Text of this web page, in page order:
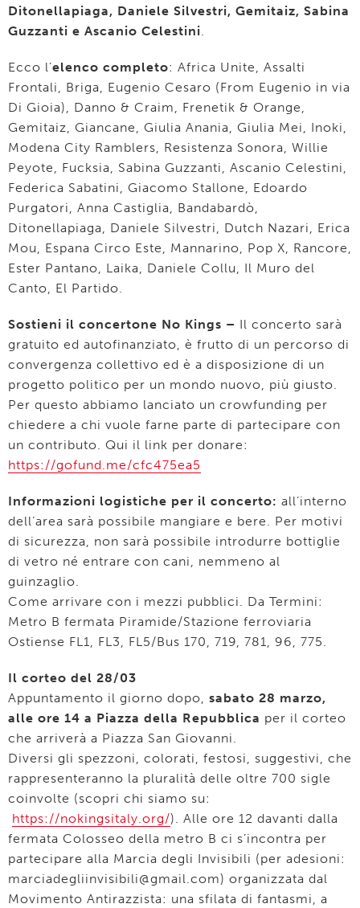
Ditonellapiaga, Daniele Silvestri, Gemitaiz, Sabina
Guzzanti e Ascanio Celestini.
Ecco l’elenco completo: Africa Unite, Assalti
Frontali, Briga, Eugenio Cesaro (From Eugenio in via
Di Gioia), Danno & Craim, Frenetik & Orange,
Gemitaiz, Giancane, Giulia Anania, Giulia Mei, Inoki,
Modena City Ramblers, Resistenza Sonora, Willie
Peyote, Fucksia, Sabina Guzzanti, Ascanio Celestini,
Federica Sabatini, Giacomo Stallone, Edoardo
Purgatori, Anna Castiglia, Bandabardò,
Ditonellapiaga, Daniele Silvestri, Dutch Nazari, Erica
Mou, Espana Circo Este, Mannarino, Pop X, Rancore,
Ester Pantano, Laika, Daniele Collu, Il Muro del
Canto, El Partido.
Sostieni il concertone No Kings – Il concerto sarà
gratuito ed autofinanziato, è frutto di un percorso di
convergenza collettivo ed è a disposizione di un
progetto politico per un mondo nuovo, più giusto.
Per questo abbiamo lanciato un crowfunding per
chiedere a chi vuole farne parte di partecipare con
un contributo. Qui il link per donare:
https://gofund.me/cfc475ea5
Informazioni logistiche per il concerto: all’interno
dell’area sarà possibile mangiare e bere. Per motivi
di sicurezza, non sarà possibile introdurre bottiglie
di vetro né entrare con cani, nemmeno al
guinzaglio.
Come arrivare con i mezzi pubblici. Da Termini:
Metro B fermata Piramide/Stazione ferroviaria
Ostiense FL1, FL3, FL5/Bus 170, 719, 781, 96, 775.
Il corteo del 28/03
Appuntamento il giorno dopo, sabato 28 marzo,
alle ore 14 a Piazza della Repubblica per il corteo
che arriverà a Piazza San Giovanni.
Diversi gli spezzoni, colorati, festosi, suggestivi, che
rappresenteranno la pluralità delle oltre 700 sigle
coinvolte (scopri chi siamo su:
https://nokingsitaly.org/). Alle ore 12 davanti dalla
fermata Colosseo della metro B ci s’incontra per
partecipare alla Marcia degli Invisibili (per adesioni:
marciadegliinvisibili@gmail.com) organizzata dal
Movimento Antirazzista: una sfilata di fantasmi, a